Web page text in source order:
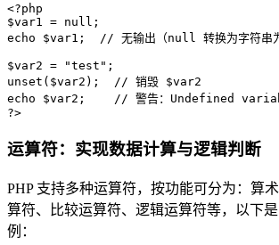
<?php
$var1
= null
echo
$var1 ; // 无输出（null 转换为字符串为
$var2 = "test"
unset ( $var2 );
// 销毁 $var2
echo
$var2 ;
// 警告：Undefined
?>
运算符：实现数据计算与逻辑判断
PHP 支持多种运算符，按功能可分为：算
算符、比较运算符、逻辑运算符等，以下
例：